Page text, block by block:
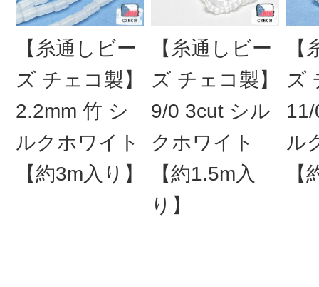
【糸通しビー
ズ チェコ製】
2.2mm 竹 シ
ルクホワイト
【約3m入り】
【糸通しビー
ズ チェコ製】
9/0 3cut シル
クホワイト
【約1.5m入
り】
ズ
ル